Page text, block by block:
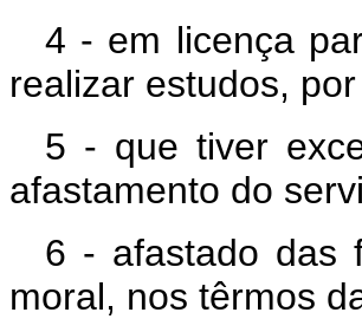
4 - em licença
realizar estudos,
5 - que tiver
afastamento do
6 - afastado das
moral, nos têrmos